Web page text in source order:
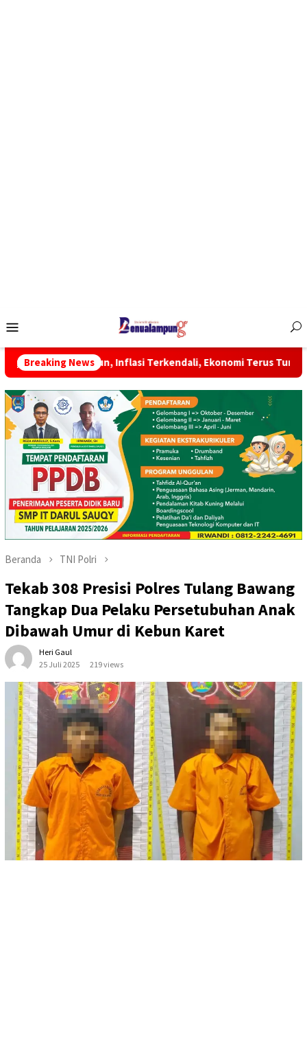
Mobile
Breaking News
Inflasi Terkendali, Ekonomi Terus Tumbuh BPS: 35,5
Beranda TNI Polri
Tekab 308 Presisi Polres Tulang Bawang
Tangkap Dua Pelaku Persetubuhan Anak
Dibawah Umur di Kebun Karet
Heri Gaul
25 Juli 2025
219 views